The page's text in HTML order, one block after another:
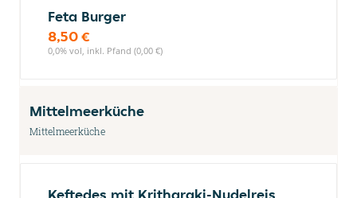
Feta Burger
8,50 €
0,0% vol, inkl. Pfand (0,00 €)
Mittelmeerküche
Mittelmeerküche